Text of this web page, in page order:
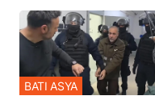
BATI ASYA